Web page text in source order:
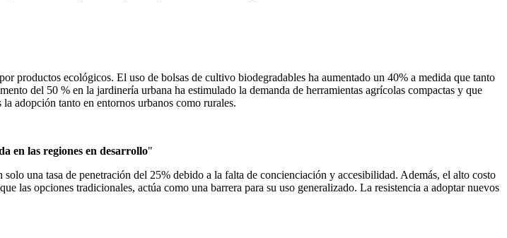
productos ecológicos. El uso de bolsas de cultivo biodegradables ha aumentado un 40% a medida que tanto
del 50 % en la jardinería urbana ha estimulado la demanda de herramientas agrícolas compactas y que
adopción tanto en entornos urbanos como rurales.
en las regiones en desarrollo"
una tasa de penetración del 25% debido a la falta de concienciación y accesibilidad. Además, el alto costo
las opciones tradicionales, actúa como una barrera para su uso generalizado. La resistencia a adoptar nuevos